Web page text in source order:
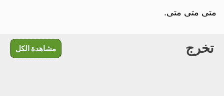
متى متى متى.
تخرج مشاهدة الكل